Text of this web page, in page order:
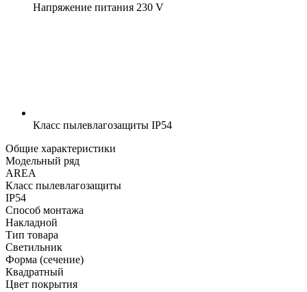
Напряжение питания 230 V
Класс пылевлагозащиты IP54
Общие характеристики
Модельный ряд
AREA
Класс пылевлагозащиты
IP54
Способ монтажа
Накладной
Тип товара
Светильник
Форма (сечение)
Квадратный
Цвет покрытия